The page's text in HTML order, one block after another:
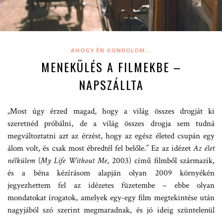
AHOGY ÉN GONDOLOM...
MENEKÜLÉS A FILMEKBE –
NAPSZÁLLTA
„Most úgy érzed magad, hogy a világ összes drogját ki
szeretnéd próbálni, de a világ összes drogja sem tudná
megváltoztatni azt az érzést, hogy az egész életed csupán egy
álom volt, és csak most ébredtél fel belőle.” Ez az idézetAz élet
nélkülem (My Life Without Me, 2003) című filmből származik,
és a béna kézírásom alapján olyan 2009 környékén
jegyezhettem fel az idézetes füzetembe – ebbe olyan
mondatokat írogatok, amelyek egy-egy film megtekintése után
nagyjából szó szerint megmaradnak, és jó ideig szüntelenül